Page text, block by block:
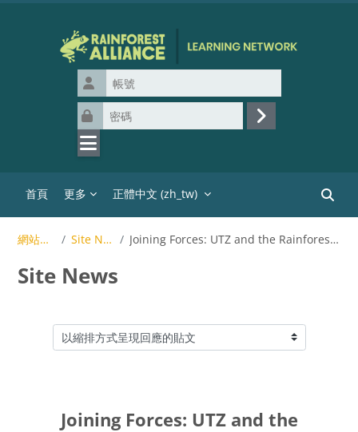
帳號
密碼
登入
首頁 更多 正體中文 ‎(zh_tw)‎
搜尋課
網站頁面 Site News Joining Forces: UTZ and the Rainforest Alliance
Site News
顯示模式
Joining Forces: UTZ and the